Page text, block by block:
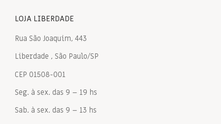
LOJA LIBERDADE
Rua São Joaquim, 443
Liberdade , São Paulo/SP
CEP 01508-001
Seg. à sex. das 9 – 19 hs
Sab. à sex. das 9 – 13 hs